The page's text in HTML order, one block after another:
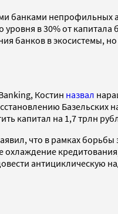
банками непрофильных
в 30% от
банков в экосистемы,
Костин назвал
капитал на 1,7 трлн
что в рамках
охлаждение
антициклическую